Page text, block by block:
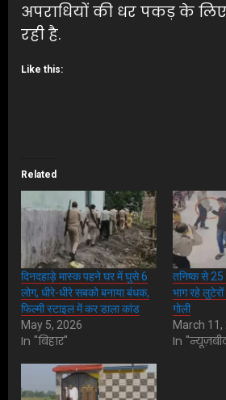
अपराधियों की धर पकड़ के लिए
रही है.
Like this:
Related
दिनदहाड़े मास्क पहने घर में घुसे 6
लोग, धीरे-धीरे सबको बनाया बंधक,
फिल्मी स्टाइल में कर डाला कांड
May 5, 2026
In "बिहार"
तनिष्क से
भाग रहे
गोली
March 11,
In